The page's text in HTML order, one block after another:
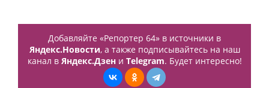
Добавляйте «Репортер 64» в источники в
Яндекс.Новости, а также подписывайтесь на наш
канал в Яндекс.Дзени Telegram. Будет интересно!